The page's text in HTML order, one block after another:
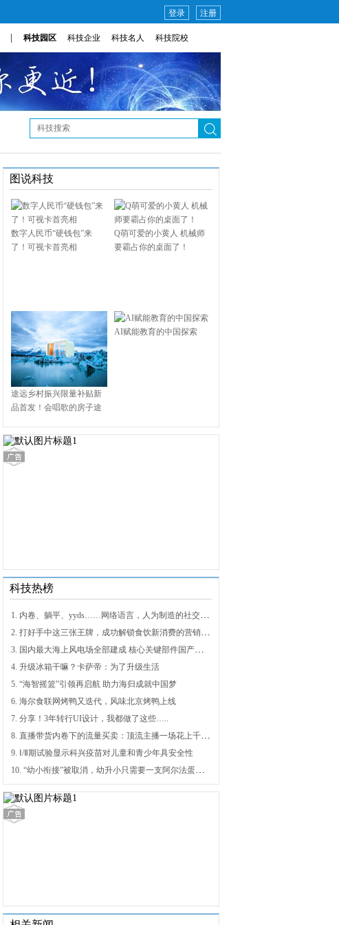
注册
登录
科技园区 科技企业 科技名人 科技院校
图说科技
数字人民币“硬钱包”来
了！可视卡首亮相
Q萌可爱的小黄人 机械师
要霸占你的桌面了！
途远乡村振兴限量补贴新
品首发！会唱歌的房子途
AI赋能教育的中国探索
科技热榜
1. 内卷、躺平、yyds……网络语言，人为制造的社交屏障？
2. 打好手中这三张王牌，成功解锁食饮新消费的营销密码
3. 国内最大海上风电场全部建成 核心关键部件国产化攻关未来可期
4. 升级冰箱干嘛？卡萨帝：为了升级生活
5. “海智摇篮”引领再启航 助力海归成就中国梦
6. 海尔食联网烤鸭又迭代，风味北京烤鸭上线
7. 分享！3年转行UI设计，我都做了这些…..
8. 直播带货内卷下的流量买卖：顶流主播一场花上千万元，红利消退焦虑暴增
9. Ⅰ/Ⅱ期试验显示科兴疫苗对儿童和青少年具安全性
10. “幼小衔接”被取消，幼升小只需要一支阿尔法蛋词典笔